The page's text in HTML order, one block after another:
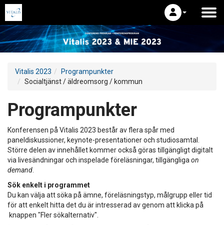
Vitalis 2023
Programpunkter
Socialtjänst / äldreomsorg / kommun
Programpunkter
Konferensen på Vitalis 2023 består av flera spår med
paneldiskussioner, keynote-presentationer och studiosamtal.
Större delen av innehållet kommer också göras tillgängligt digitalt
via livesändningar och inspelade föreläsningar, tillgängliga on
demand
Sök enkelt i programmet
Du kan välja att söka på ämne, föreläsningstyp, målgrupp eller tid
för att enkelt hitta det du är intresserad av genom att klicka på
knappen "Fler sökalternativ".